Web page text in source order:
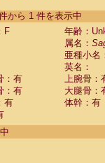
labiatus(0)
leucopus (0)
mystax
nigricollis (1)
oedipus
weddelli
spp.
から 1 件を表示中
F
年齢：
属名：
亜種小名
英名：
：有
上腕骨：
：有
大腿骨：
有
体幹：有